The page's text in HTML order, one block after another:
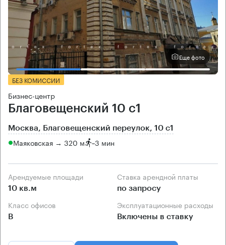
Еще фото
БЕЗ КОМИССИИ
Бизнес-центр
Благовещенский 10 с1
Москва, Благовещенский переулок, 10 с1
Маяковская → 320 м ~3 мин
Арендуемые площади
10 кв.м
Ставка арендной платы
по запросу
Класс офисов
B
Эксплуатационные расходы
Включены в ставку